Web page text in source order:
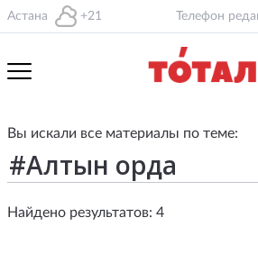
Астана +21 Телефон
Вы искали все материалы по теме:
Найдено результатов: 4